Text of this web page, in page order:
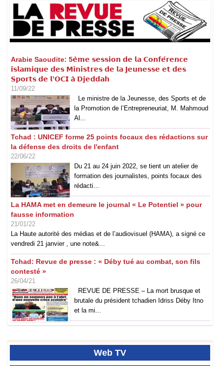
Arabie Saoudite: 5𝗲̀𝗺𝗲 𝘀𝗲𝘀𝘀𝗶𝗼𝗻 𝗱𝗲 𝗹𝗮 𝗖𝗼𝗻𝗳𝗲́𝗿𝗲𝗻𝗰𝗲
𝗶𝘀𝗹𝗮𝗺𝗶𝗾𝘂𝗲 𝗱𝗲𝘀 𝗠𝗶𝗻𝗶𝘀𝘁𝗿𝗲𝘀 𝗱𝗲 𝗹𝗮 𝗝𝗲𝘂𝗻𝗲𝘀𝘀𝗲 𝗲𝘁 𝗱𝗲𝘀
𝗦𝗽𝗼𝗿𝘁𝘀 𝗱𝗲 𝗹’𝗢𝗖𝗜 𝗮̀ 𝗗𝗷𝗲𝗱𝗱𝗮𝗵
11/09/22
Le ministre de la Jeunesse, des Sports et de
la Promotion de l’Entrepreneuriat, M. Mahmoud
Al...
Tchad : UNICEF forme 25 points focaux des rédactions sur
la défense des droits de l'enfant
22/06/22
Du 21 au 24 juin 2022, se tient un atelier de
formation des journalistes, points focaux des
rédacti...
La HAMA met en demeure le journal « Le Potentiel » pour
fausse information
21/01/22
La Haute autorité des médias et de l’audiovisuel (HAMA), a signé ce
vendredi 21 janvier , une note&...
Tchad: Revue de presse : « Déby tué au combat, son fils
contesté »
26/04/21
REVUE DE PRESSE – La mort brusque et
brutale du président tchadien Idriss Déby Itno
et la mi...
Web TV